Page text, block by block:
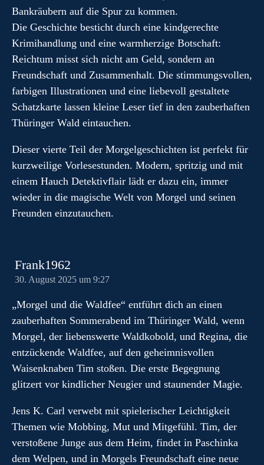
Bankräubern auf die Spur zu kommen.
Die Geschichte besticht durch eine kindgerechte
Krimihandlung und eine warmherzige Botschaft:
Reichtum misst sich nicht am Geld, sondern an
Freundschaft und Zusammenhalt. Die stimmungsvollen,
farbigen Illustrationen und eine liebevoll gestaltete
Schatzkarte lassen kleine Leser tief in den zauberhaften
Thüringer Wald eintauchen.
Dieser vierte Teil der Morgelgeschichten ist perfekt für
kurzweilige Vorlesestunden. Modern, spritzig und mit
einem Hauch Detektivflair lädt er dazu ein, immer
wieder in die magische Welt von Morgel und seinen
Freunden einzutauchen.
Frank1962
30. August 2025 um 9:27
„Morgel und die Waldfee“ entführt dich an einen
zauberhaften Sommerabend im Thüringer Wald, wenn
Morgel, der liebenswerte Waldkobold, und Regina, die
entzückende Waldfee, auf den geheimnisvollen
Waisenknaben Tim stoßen. Die erste Begegnung
glitzert vor kindlicher Neugier und staunender Magie.
Jens K. Carl verwebt mit spielerischer Leichtigkeit
Themen wie Mobbing, Mut und Mitgefühl. Tim, der
verstoßene Junge aus dem Heim, findet in Paschinka
dem Welpen, und in Morgels Freundschaft eine neue